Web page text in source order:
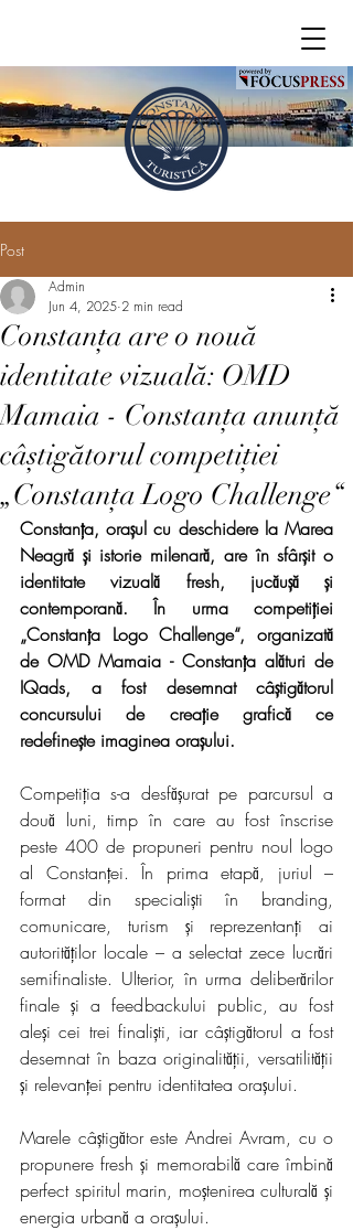
Post
Constanța are o nouă
identitate vizuală: OMD
Mamaia - Constanța anunță
câștigătorul competiției
„Constanța Logo Challenge“
Admin
Jun 4, 2025 2 min read
Constanța, orașul cu deschidere la Marea
Neagră și istorie milenară, are în sfârșit o
identitate vizuală fresh, jucăușă și
contemporană. În urma competiției
„Constanța Logo Challenge“, organizată
de OMD Mamaia - Constanța alături de
IQads, a fost desemnat câștigătorul
concursului de creație grafică ce
redefinește imaginea orașului.
Competiția s-a desfășurat pe parcursul a
două luni, timp în care au fost înscrise
peste 400 de propuneri pentru noul logo
al Constanței. În prima etapă, juriul –
format din specialiști în branding,
comunicare, turism și reprezentanți ai
autorităților locale – a selectat zece lucrări
semifinaliste. Ulterior, în urma deliberărilor
finale și a feedbackului public, au fost
aleși cei trei finaliști, iar câștigătorul a fost
desemnat în baza originalității, versatilității
și relevanței pentru identitatea orașului.
Marele câștigător este Andrei Avram, cu o
propunere fresh și memorabilă care îmbină
perfect spiritul marin, moștenirea culturală și
energia urbană a orașului.